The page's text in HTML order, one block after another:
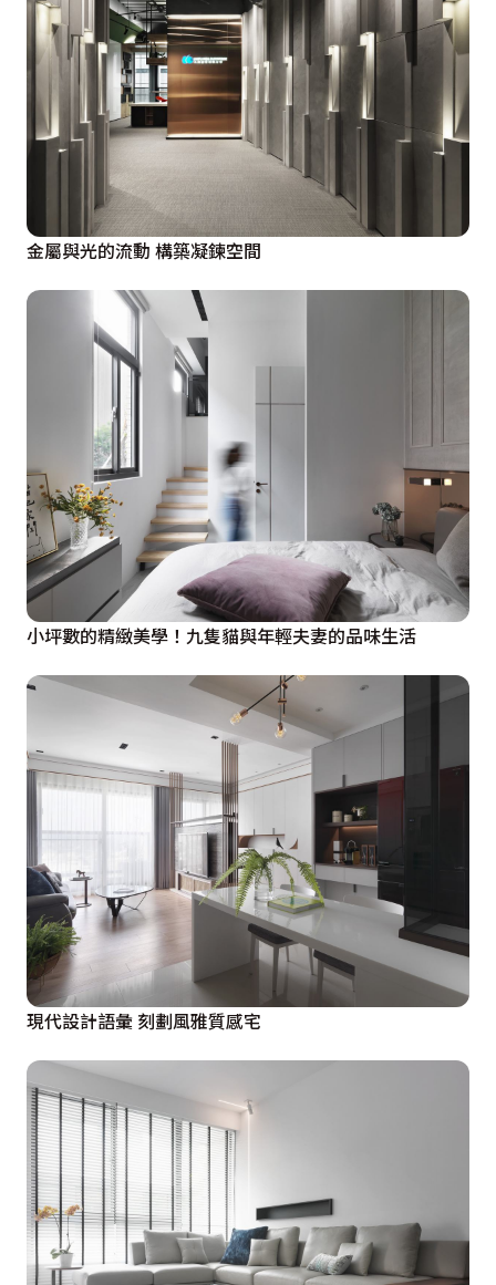
金屬與光的流動 構築凝鍊空間
小坪數的精緻美學！九隻貓與年輕夫妻的品味生活
現代設計語彙 刻劃風雅質感宅